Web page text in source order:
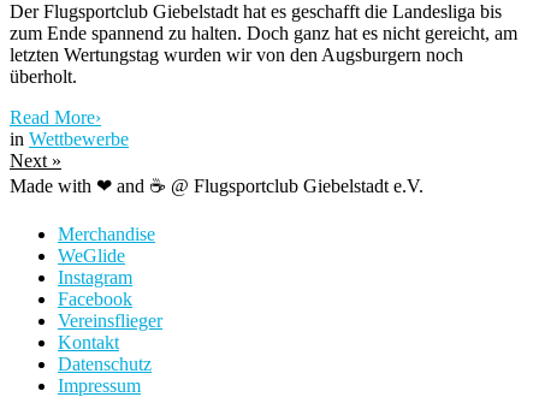
Der Flugsportclub Giebelstadt hat es geschafft die Landesliga bis
zum Ende spannend zu halten. Doch ganz hat es nicht gereicht, am
letzten Wertungstag wurden wir von den Augsburgern noch
überholt.
Read More›
in Wettbewerbe
Next »
Made with ❤ and ☕️ @ Flugsportclub Giebelstadt e.V.
Merchandise
WeGlide
Instagram
Facebook
Vereinsflieger
Kontakt
Datenschutz
Impressum